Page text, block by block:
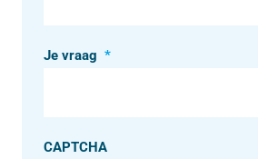
Je vraag *
CAPTCHA